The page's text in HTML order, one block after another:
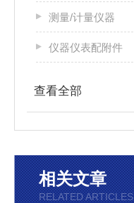
测量/计量仪器
仪器仪表配附件
查看全部
相关文章
RELATED ARTICLES